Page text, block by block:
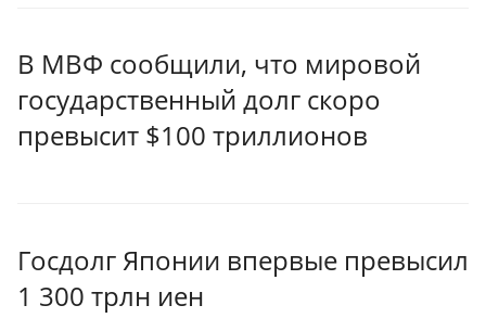
В МВФ сообщили, что мировой
государственный долг скоро
превысит $100 триллионов
Госдолг Японии впервые превысил
1 300 трлн иен